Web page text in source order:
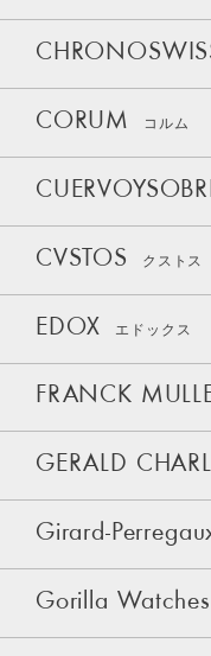
CORUM コルム
CVSTOS クストス
EDOX エドックス
FRANCK
GERALD
Girard-
Gorilla Watches